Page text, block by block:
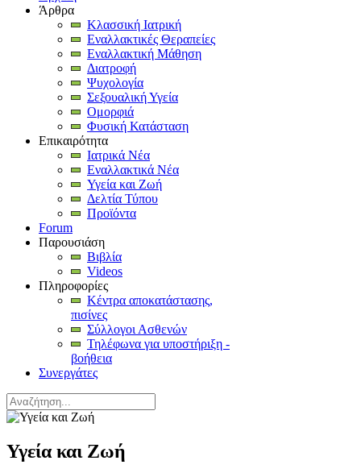
Άρθρα
Κλασσική Ιατρική
Εναλλακτικές Θεραπείες
Εναλλακτική Μάθηση
Διατροφή
Ψυχολογία
Σεξουαλική Υγεία
Ομορφιά
Φυσική Κατάσταση
Επικαιρότητα
Ιατρικά Νέα
Εναλλακτικά Νέα
Υγεία και Ζωή
Δελτία Τύπου
Προϊόντα
Forum
Παρουσιάση
Βιβλία
Videos
Πληροφορίες
Κέντρα αποκατάστασης,
πισίνες
Σύλλογοι Ασθενών
Τηλέφωνα για υποστήριξη -
βοήθεια
Συνεργάτες
Υγεία και Ζωή